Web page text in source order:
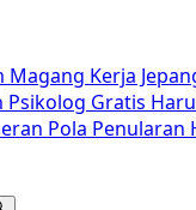
Kerja
Psikolog Gratis
Pola Penularan